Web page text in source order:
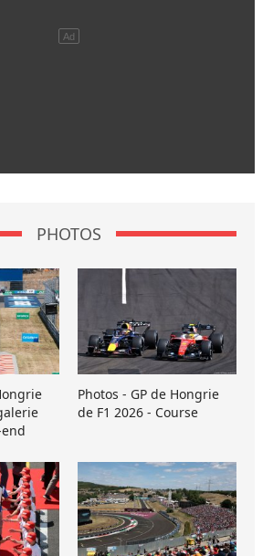
PHOTOS
end
Photos - GP de Hongrie
de F1 2026 - Course